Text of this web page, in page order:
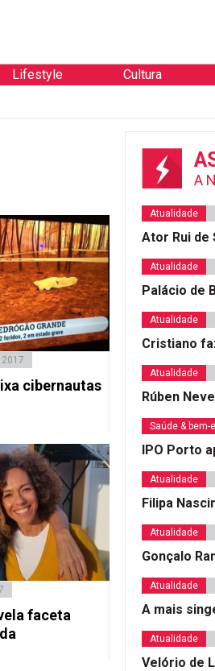
Lifestyle Cultura
cibernautas
faceta
A
Atualidade
Ator Rui de
Atualidade
Palácio de
Atualidade
Cristiano
Atualidade
Rúben
Saúde & bem-
IPO Porto
Atualidade
Filipa
Atualidade
Gonçalo
Atualidade
A mais
Atualidade
Velório de